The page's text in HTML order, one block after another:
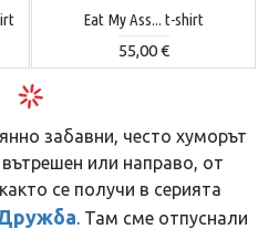
забавни, често хуморът
или направо, от
се получи в серията
. Там сме отпуснали
Eat My Ass... t-shirt
55,00 €